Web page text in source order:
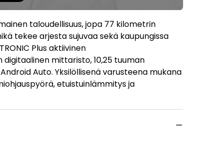
taloudellisuus, jopa 77 kilometrin
tekee arjesta sujuvaa sekä kaupungissa
Plus aktiivinen
mittaristo, 10,25 tuuman
Auto. Yksilöllisenä varusteena mukana
etuistuinlämmitys ja